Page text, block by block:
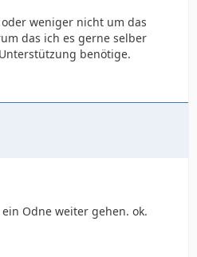
weniger nicht um das
das ich es gerne selber
benötige.
Odne weiter gehen. ok.